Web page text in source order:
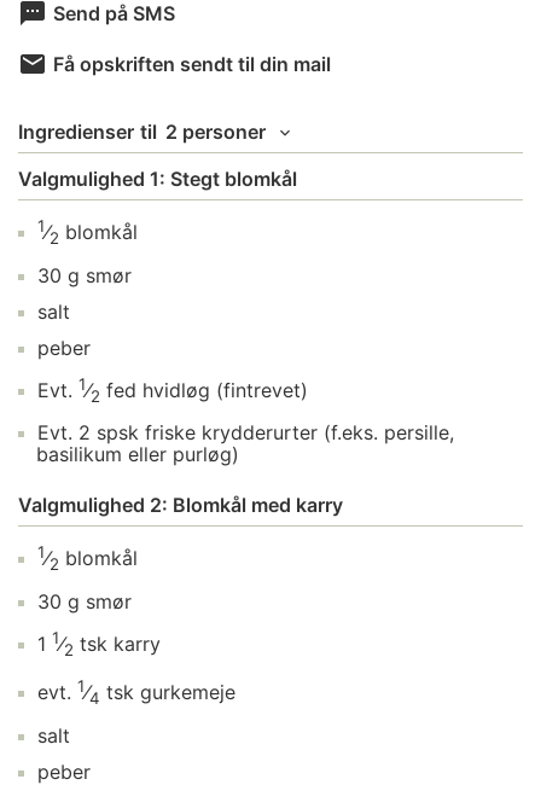
Send på SMS
Få opskriften sendt til din mail
Ingredienser til 2 personer
Valgmulighed 1: Stegt blomkål
1⁄2 blomkål
30 g smør
salt
peber
Evt. 1⁄2 fed hvidløg (fintrevet)
Evt. 2 spsk friske krydderurter (f.eks. persille,
basilikum eller purløg)
Valgmulighed 2: Blomkål med karry
1⁄2 blomkål
30 g smør
1 1⁄2 tsk karry
evt. 1⁄4 tsk gurkemeje
salt
peber